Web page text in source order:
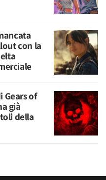
con la
Gears of
già
della